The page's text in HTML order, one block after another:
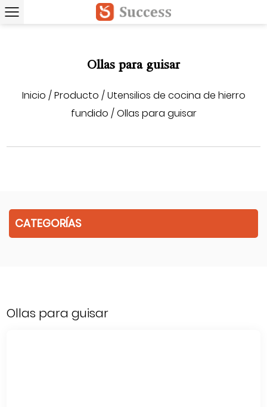
Ollas para guisar
Inicio /Producto /Utensilios de cocina de hierro
fundido /Ollas para guisar
CATEGORÍAS
Ollas para guisar